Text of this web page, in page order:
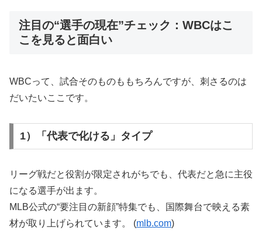
注目の“選手の現在”チェック：WBCはこ
こを見ると面白い
WBCって、試合そのものももちろんですが、刺さるのは
だいたいここです。
1）「代表で化ける」タイプ
リーグ戦だと役割が限定されがちでも、代表だと急に主役
になる選手が出ます。
MLB公式の“要注目の新顔”特集でも、国際舞台で映える素
材が取り上げられています。 (mlb.com)